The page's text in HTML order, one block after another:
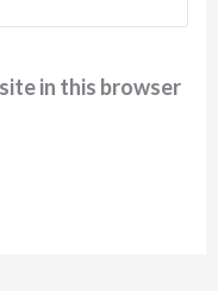
in this browser